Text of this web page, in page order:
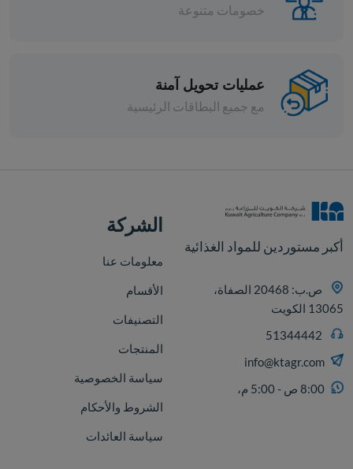
خصومات متنوعة
عمليات تحويل آمنة
مع جميع البطاقات الرئيسية
أكبر مستوردين للمواد الغذائية
ص.ب: 20468 الصفاة،
13065 الكويت
info@ktagr.com
8:00 ص - 5:00 م،
الشركة
معلومات عنا
الأقسام
التصنيفات
المنتجات
سياسة الخصوصية
الشروط والأحكام
سياسة العائدات